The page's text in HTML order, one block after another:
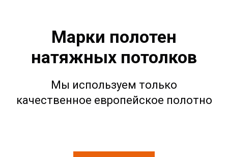
Марки полотен
натяжных потолков
Мы используем только
качественное европейское полотно